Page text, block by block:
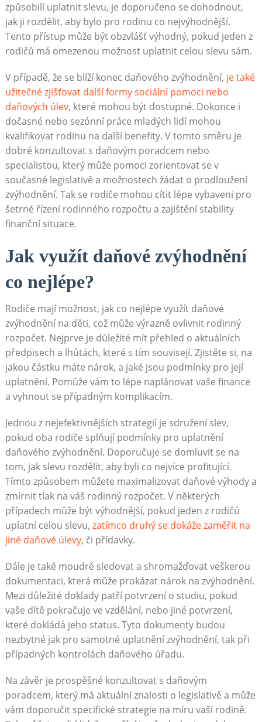
způsobilí uplatnit slevu, je doporučeno se dohodnout,
jak ji rozdělit, aby bylo pro rodinu co nejvýhodnější.
Tento přístup může být obzvlášť výhodný, pokud jeden z
rodičů má omezenou možnost uplatnit celou slevu sám.
V případě, že se blíží konec daňového zvýhodnění, je také
užitečné zjišťovat další formy sociální pomoci nebo
daňových úlev, které mohou být dostupné. Dokonce i
dočasné nebo sezónní práce mladých lidí mohou
kvalifikovat rodinu na další benefity. V tomto směru je
dobré konzultovat s daňovým poradcem nebo
specialistou, který může pomoci zorientovat se v
současné legislativě a možnostech žádat o prodloužení
zvýhodnění. Tak se rodiče mohou cítit lépe vybaveni pro
šetrné řízení rodinného rozpočtu a zajištění stability
finanční situace.
Jak využít daňové zvýhodnění
co nejlépe?
Rodiče mají možnost, jak co nejlépe využít daňové
zvýhodnění na děti, což může výrazně ovlivnit rodinný
rozpočet. Nejprve je důležité mít přehled o aktuálních
předpisech a lhůtách, které s tím souvisejí. Zjistěte si, na
jakou částku máte nárok, a jaké jsou podmínky pro její
uplatnění. Pomůže vám to lépe naplánovat vaše finance
a vyhnout se případným komplikacím.
Jednou z nejefektivnějších strategií je sdružení slev,
pokud oba rodiče splňují podmínky pro uplatnění
daňového zvýhodnění. Doporučuje se domluvit se na
tom, jak slevu rozdělit, aby byli co nejvíce profitující.
Tímto způsobem můžete maximalizovat daňové výhody a
zmírnit tlak na váš rodinný rozpočet. V některých
případech může být výhodnější, pokud jeden z rodičů
uplatní celou slevu, zatímco druhý se dokáže zaměřit na
jiné daňové úlevy, či přídavky.
Dále je také moudré sledovat a shromažďovat veškerou
dokumentaci, která může prokázat nárok na zvýhodnění.
Mezi důležité doklady patří potvrzení o studiu, pokud
vaše dítě pokračuje ve vzdělání, nebo jiné potvrzení,
které dokládá jeho status. Tyto dokumenty budou
nezbytné jak pro samotné uplatnění zvýhodnění, tak při
případných kontrolách daňového úřadu.
Na závěr je prospěšné konzultovat s daňovým
poradcem, který má aktuální znalosti o legislativě a může
vám doporučit specifické strategie na míru vaší rodině.